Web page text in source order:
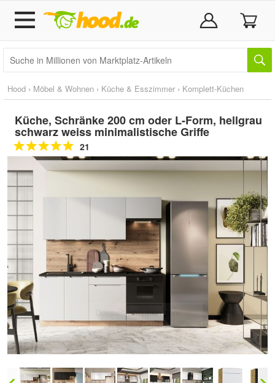
Hood › Möbel & Wohnen › Küche & Esszimmer › Komplett-Küchen
Küche, Schränke 200 cm oder L-Form, hellgrau
schwarz weiss minimalistische Griffe
21
Doppelt antippen zum
vergrößern